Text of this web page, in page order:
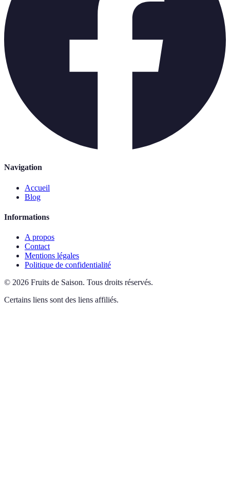
Navigation
Accueil
Blog
Informations
A propos
Contact
Mentions légales
Politique de confidentialité
© 2026 Fruits de Saison. Tous droits réservés.
Certains liens sont des liens affiliés.